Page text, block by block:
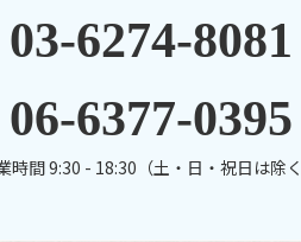
03-6274-8081
06-6377-0395
時間 9:30 - 18:30（土・日・祝日は除く